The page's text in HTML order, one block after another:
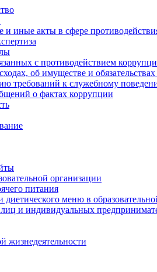
иные акты в сфере
с противодействием
об имуществе и
требований к служебному
о фактах коррупции
организации
питания
меню в
и индивидуальных
жизнедеятельности